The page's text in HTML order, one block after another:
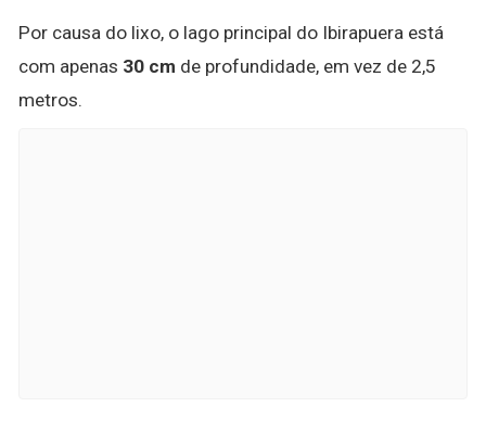
Por causa do lixo, o lago principal do Ibirapuera está
com apenas 30 cm de profundidade, em vez de 2,5
metros.